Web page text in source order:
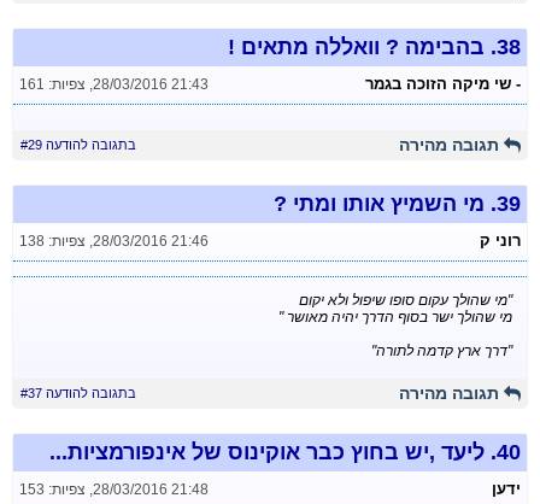
38. בהבימה ? וואללה מתאים !
- שי מיקה הזוכה בגמר 28/03/2016 21:43
, צפיות: 161
תגובה מהירה בתגובה להודעה #29
39. מי השמיץ אותו ומתי ?
רוני ק 28/03/2016 21:46
, צפיות: 138
"מי שהולך עקום סופו שיפול ולא יקום
מי שהולך ישר בסוף הדרך יהיה מאושר "
"דרך ארץ קדמה לתורה"
תגובה מהירה בתגובה להודעה #37
40. ליעד ,יש בחוץ כבר אוקינוס של אינפורמציות...
ידען 28/03/2016 21:48
, צפיות: 153